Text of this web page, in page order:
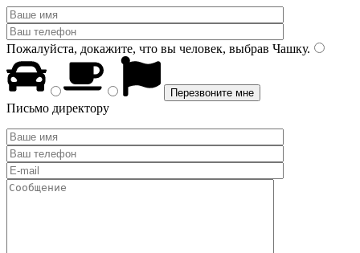
Пожалуйста, докажите, что вы человек, выбрав Чашку.
Письмо директору